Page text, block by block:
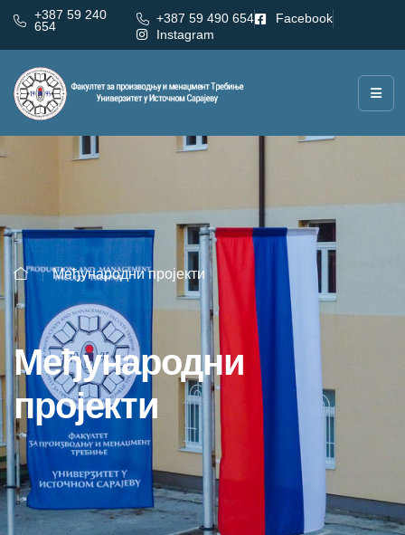
+387 59 240
654
+387 59 490 654
Facebook
Instagram
Међународни пројекти
Међународни
пројекти